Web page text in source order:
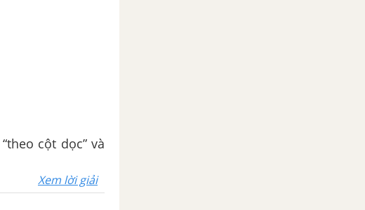
cột dọc” và
Xem lời giải